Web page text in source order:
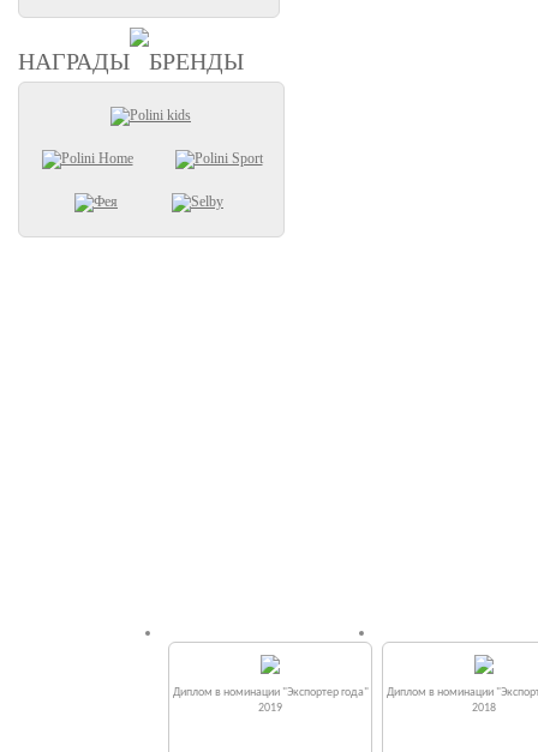
НАГРАДЫ БРЕНДЫ
Диплом в номинации "Экспортер года"
2019
Диплом в номинации
2018